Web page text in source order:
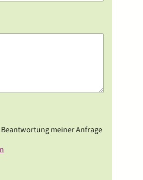
meiner Anfrage